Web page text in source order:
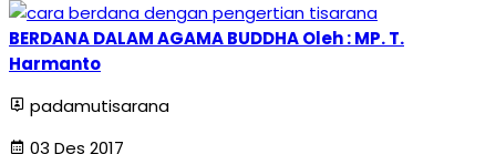
BERDANA DALAM AGAMA BUDDHA Oleh : MP. T.
Harmanto
padamutisarana
03 Des 2017